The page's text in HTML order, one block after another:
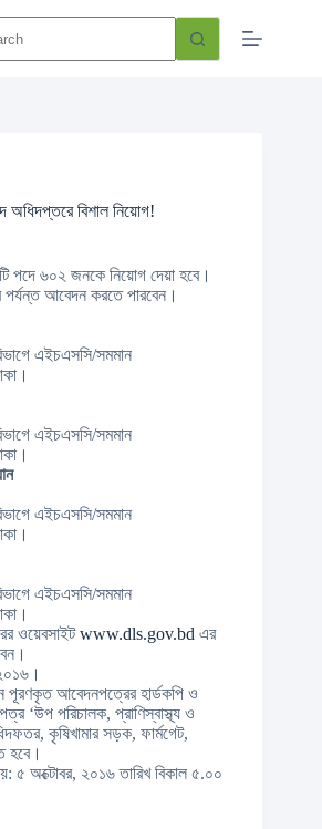
অধিদপ্তরে বিশাল নিয়োগ!
পদে ৬০২ জনকে নিয়োগ দেয়া হবে।
আবেদন করতে পারবেন।
এইচএসসি/সমমান
এইচএসসি/সমমান
এইচএসসি/সমমান
এইচএসসি/সমমান
ওয়েবসাইটwww.dls.gov.bd এর
পূরণকৃত আবেদনপত্রের হার্ডকপি ও
‘উপ পরিচালক, প্রাণিস্বাস্থ্য ও
কৃষিখামার সড়ক, ফার্মগেট,
হবে।
৫ অক্টোবর, ২০১৬ তারিখ বিকাল ৫.০০